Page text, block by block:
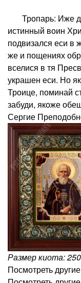
Тропарь: Иже
истинный воин
подвизался еси в
же и пощениях
вселися в тя
украшен еси. Но
Троице, поминай
забуди, якоже
Сергие
Размер киота:
Посмотреть